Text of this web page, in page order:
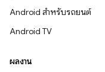
Android สำหรับรถยนต์
Android TV
ผลงาน